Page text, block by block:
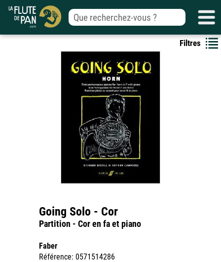
Filtres
Going Solo - Cor
Partition - Cor en fa et piano
Faber
Référence: 0571514286